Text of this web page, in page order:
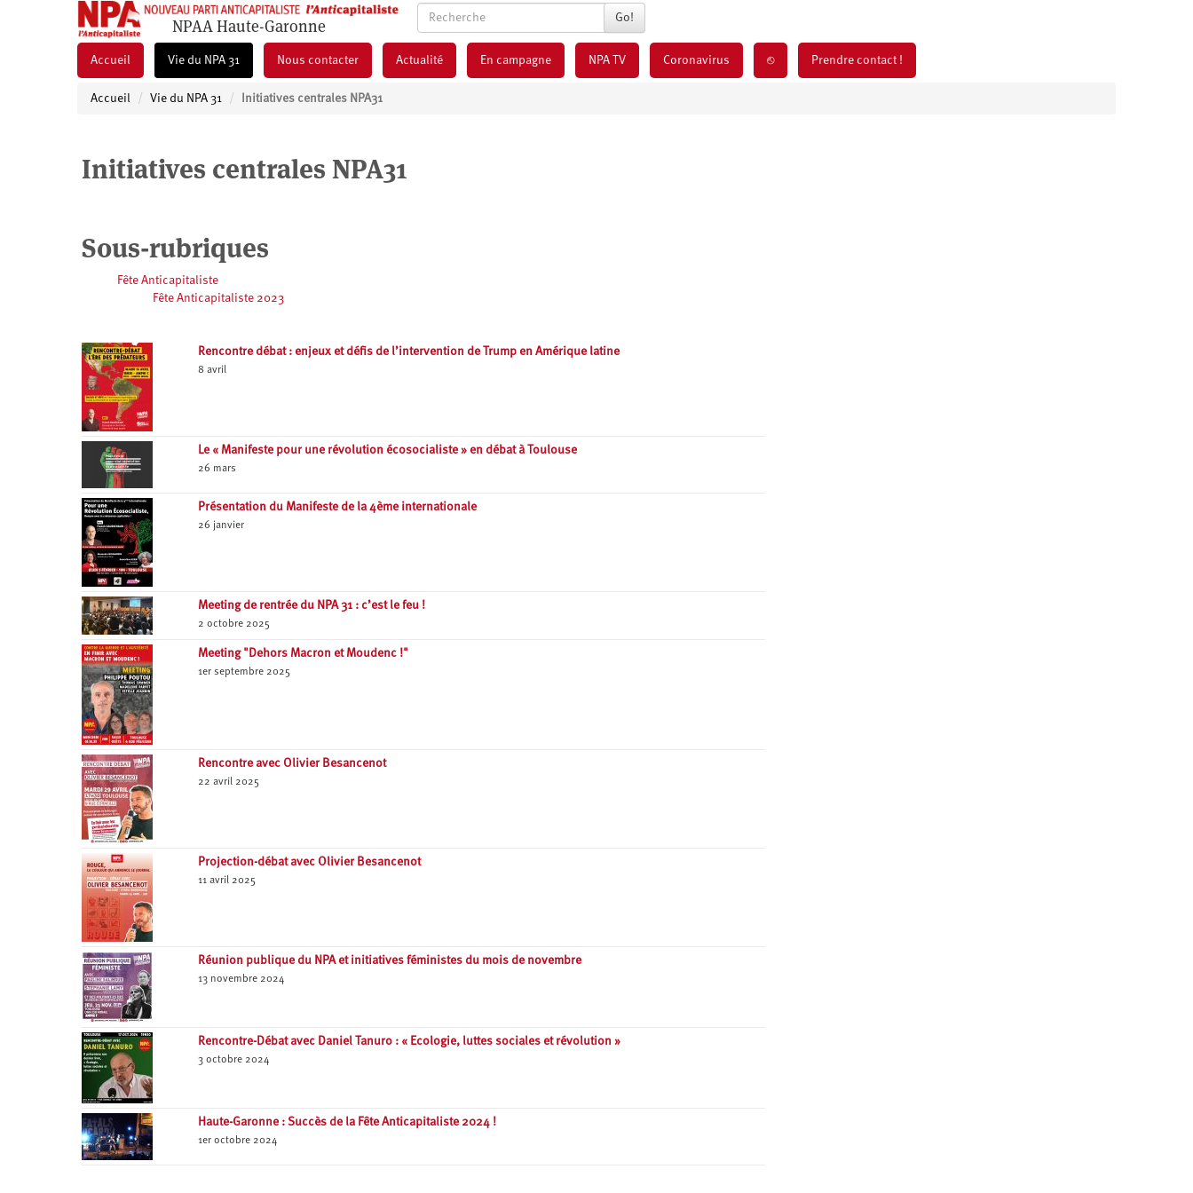
NPAA Haute-Garonne Go!
Accueil Vie du NPA 31 Nous contacter Actualité En campagne NPA TV Coronavirus ⎋ Prendre contact !
Accueil Vie du NPA 31 Initiatives centrales NPA31
Initiatives centrales NPA31
Sous-rubriques
Fête Anticapitaliste
Fête Anticapitaliste 2023
Rencontre débat : enjeux et défis de l’intervention de Trump en Amérique latine
8 avril
Le « Manifeste pour une révolution écosocialiste » en débat à Toulouse
26 mars
Présentation du Manifeste de la 4ème internationale
26 janvier
Meeting de rentrée du NPA 31 : c’est le feu !
2 octobre 2025
Meeting "Dehors Macron et Moudenc !"
1er septembre 2025
Rencontre avec Olivier Besancenot
22 avril 2025
Projection-débat avec Olivier Besancenot
11 avril 2025
Réunion publique du NPA et initiatives féministes du mois de novembre
13 novembre 2024
Rencontre-Débat avec Daniel Tanuro : « Ecologie, luttes sociales et révolution »
3 octobre 2024
Haute-Garonne : Succès de la Fête Anticapitaliste 2024 !
1er octobre 2024